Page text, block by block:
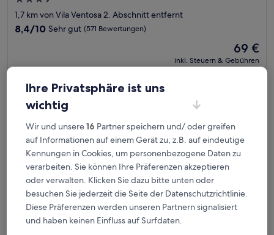
Sterne-
Unterkunft
1,7 km von Vila Ventosa 2. Abschnitt entfernt
8.4
(571
Bewertungen)
8,4/10 Sehr gut (571 Bewertungen)
Der
Preis
beträgt
69 €
inkl. Steuern & Gebühren
7. Aug.–8. Aug.
Tribe Belo Horizonte Savassi
Ihre Privatsphäre ist uns
wichtig
Wir und unsere16 Partner speichern und/ oder greifen
auf Informationen auf einem Gerät zu, z.B. auf eindeutige
Kennungen in Cookies, um personenbezogene Daten zu
verarbeiten. Sie können Ihre Präferenzen akzeptieren
oder verwalten. Klicken Sie dazu bitte unten oder
besuchen Sie jederzeit die Seite der Datenschutzrichtlinie.
Diese Präferenzen werden unseren Partnern signalisiert
und haben keinen Einfluss auf Surfdaten.